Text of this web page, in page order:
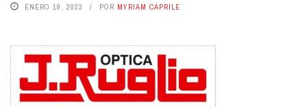
ENERO 19, 2023 POR MYRIAM CAPRILE